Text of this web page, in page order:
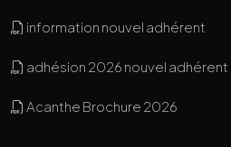
information nouvel adhérent
adhésion 2026 nouvel adhérent
Acanthe Brochure 2026